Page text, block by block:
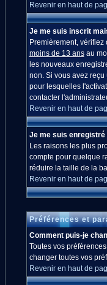
Revenir en haut de
Je me suis inscrit
Premièrement,
moins de 13 ansau
les nouveaux
non. Si vous avez
pour lesquelles
contacter
Revenir en haut de
Je me suis enregistré
Les raisons les plus
compte pour quelque
réduire la taille de la
Revenir en haut de
Préférences et
Comment puis-je
Toutes vos
changer toutes vos
Revenir en haut de